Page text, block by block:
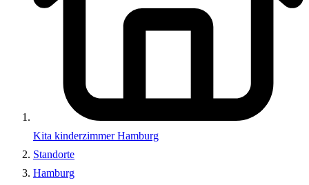
Kita kinderzimmer Hamburg
Standorte
Hamburg